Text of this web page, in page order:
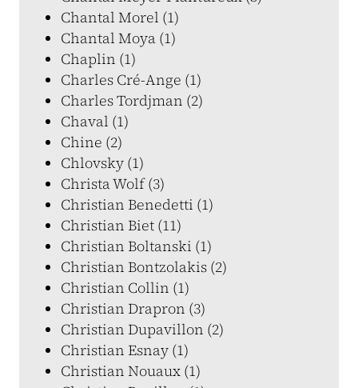
Chantal Morel (1)
Chantal Moya (1)
Chaplin (1)
Charles Cré-Ange (1)
Charles Tordjman (2)
Chaval (1)
Chine (2)
Chlovsky (1)
Christa Wolf (3)
Christian Benedetti (1)
Christian Biet (11)
Christian Boltanski (1)
Christian Bontzolakis (2)
Christian Collin (1)
Christian Drapron (3)
Christian Dupavillon (2)
Christian Esnay (1)
Christian Nouaux (1)